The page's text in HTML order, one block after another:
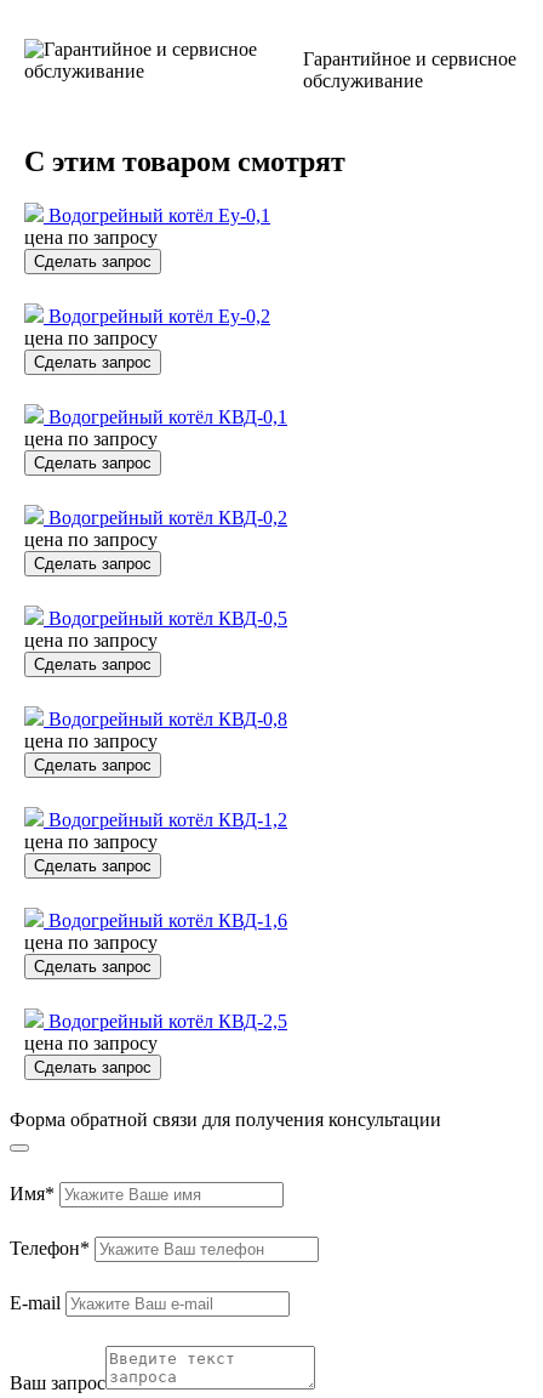
Гарантийное и сервисное
обслуживание
С этим товаром смотрят
Водогрейный котёл Еу-0,1
цена по запросу
Сделать запрос
Водогрейный котёл Еу-0,2
цена по запросу
Сделать запрос
Водогрейный котёл КВД-0,1
цена по запросу
Сделать запрос
Водогрейный котёл КВД-0,2
цена по запросу
Сделать запрос
Водогрейный котёл КВД-0,5
цена по запросу
Сделать запрос
Водогрейный котёл КВД-0,8
цена по запросу
Сделать запрос
Водогрейный котёл КВД-1,2
цена по запросу
Сделать запрос
Водогрейный котёл КВД-1,6
цена по запросу
Сделать запрос
Водогрейный котёл КВД-2,5
цена по запросу
Сделать запрос
Форма обратной связи для получения консультации
Имя*
Телефон*
E-mail
Ваш запрос